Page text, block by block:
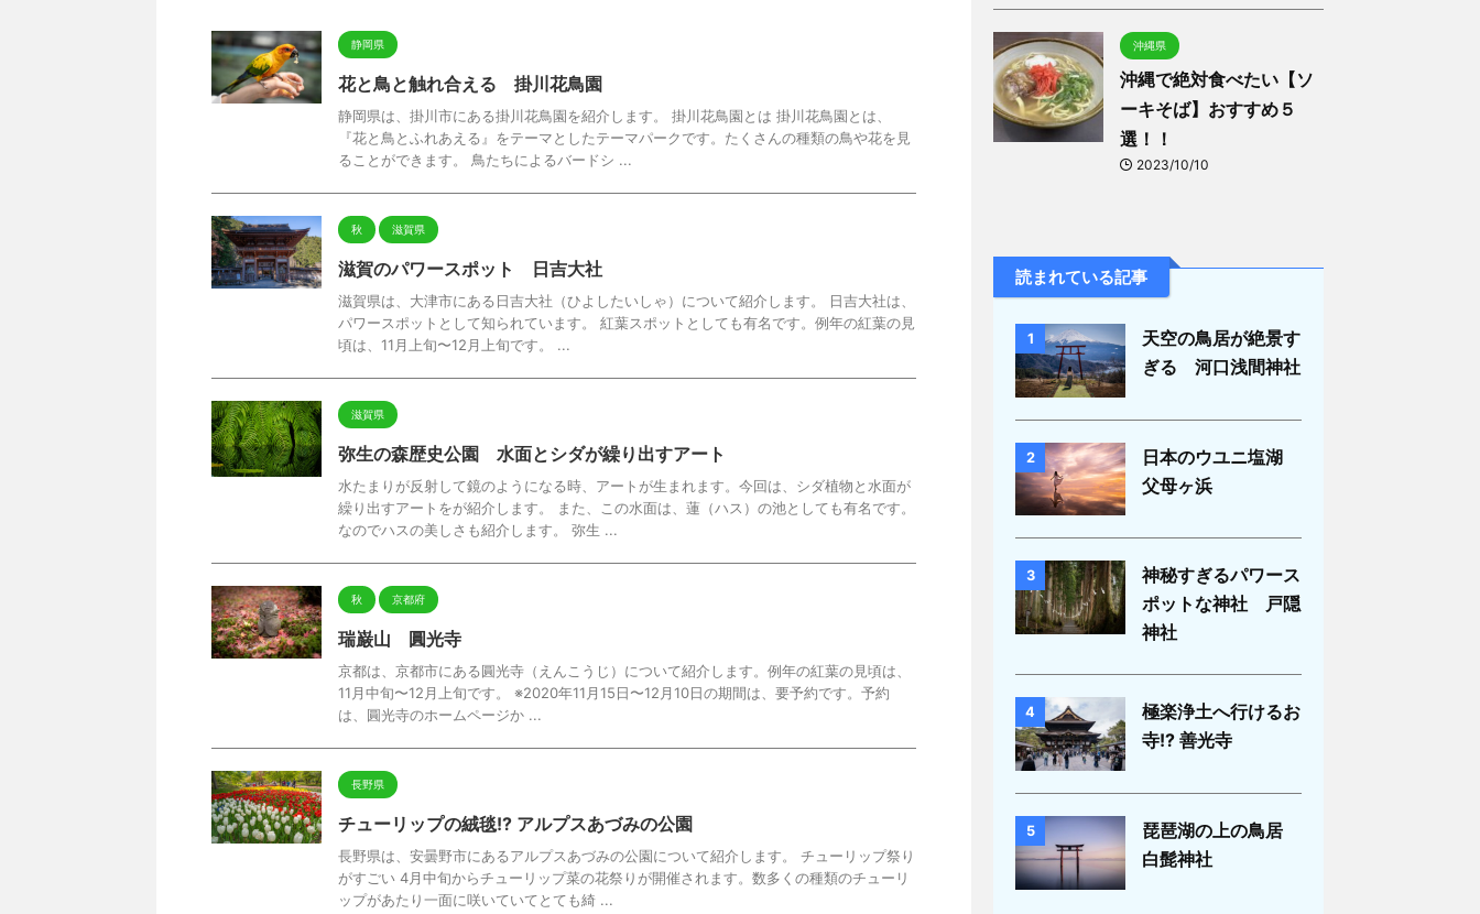
静岡県
花と鳥と触れ合える 掛川花鳥園
静岡県は、掛川市にある掛川花鳥園を紹介します。 掛川花鳥園とは 掛川花鳥園とは、
『花と鳥とふれあえる』をテーマとしたテーマパークです。たくさんの種類の鳥や花を見
ることができます。 鳥たちによるバードシ ...
秋 滋賀県
滋賀のパワースポット 日吉大社
滋賀県は、大津市にある日吉大社（ひよしたいしゃ）について紹介します。 日吉大社は、
パワースポットとして知られています。 紅葉スポットとしても有名です。例年の紅葉の見
頃は、11月上旬〜12月上旬です。 ...
滋賀県
弥生の森歴史公園 水面とシダが繰り出すアート
水たまりが反射して鏡のようになる時、アートが生まれます。今回は、シダ植物と水面が
繰り出すアートをが紹介します。 また、この水面は、蓮（ハス）の池としても有名です。
なのでハスの美しさも紹介します。 弥生 ...
秋 京都府
瑞巌山 圓光寺
京都は、京都市にある圓光寺（えんこうじ）について紹介します。例年の紅葉の見頃は、
11月中旬〜12月上旬です。 ※2020年11月15日〜12月10日の期間は、要予約です。予約
は、圓光寺のホームページか ...
長野県
チューリップの絨毯!? アルプスあづみの公園
長野県は、安曇野市にあるアルプスあづみの公園について紹介します。 チューリップ祭り
がすごい 4月中旬からチューリップ菜の花祭りが開催されます。数多くの種類のチューリ
ップがあたり一面に咲いていてとても綺 ...
沖縄県
沖縄で絶対食べたい【ソ
ーキそば】おすすめ５
選！！
2023/10/10
読まれている記事
1
天空の鳥居が絶景す
ぎる 河口浅間神社
2
日本のウユニ塩湖
父母ヶ浜
3
神秘すぎるパワース
ポットな神社 戸隠
神社
4
極楽浄土へ行けるお
寺!? 善光寺
5
琵琶湖の上の鳥居
白髭神社